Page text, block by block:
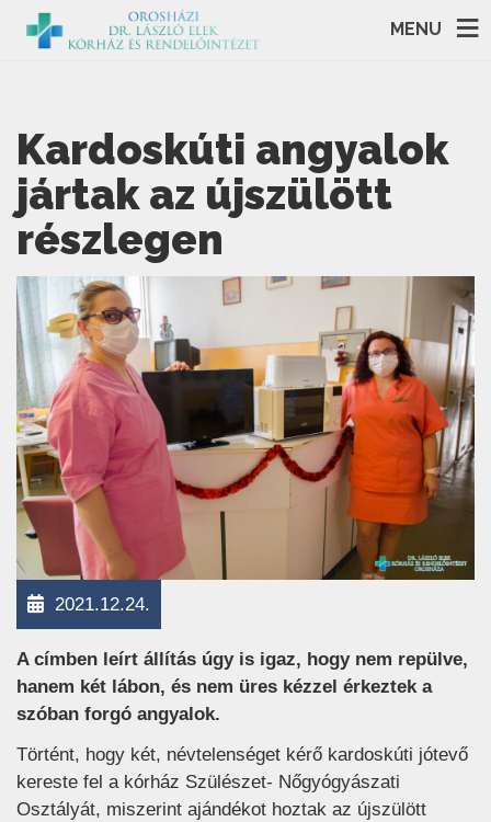
MENU
Kardoskúti angyalok
jártak az újszülött
részlegen
2021.12.24.
A címben leírt állítás úgy is igaz, hogy nem repülve,
hanem két lábon, és nem üres kézzel érkeztek a
szóban forgó angyalok.
Történt, hogy két, névtelenséget kérő kardoskúti jótevő
kereste fel a kórház Szülészet- Nőgyógyászati
Osztályát, miszerint ajándékot hoztak az újszülött